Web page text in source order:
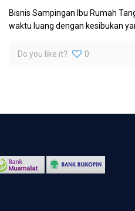
Bisnis Sampingan Ibu Rumah
waktu luang dengan kesibukan
Do you like it? 0